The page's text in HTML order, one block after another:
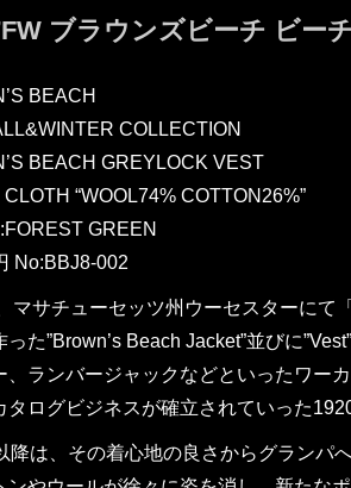
ブラウンズビーチ ビー
BEACH
COLLECTION
BEACH GREYLOCK VEST
“WOOL74% COTTON26%”
GREEN
No:BBJ8-002
マサチューセッツ州ウーセスターにて
った”Brown’s Beach Jacket”並びに
、ランバージャックなどといったワー
タログビジネスが確立されていった
降は、その着心地の良さからグランパ